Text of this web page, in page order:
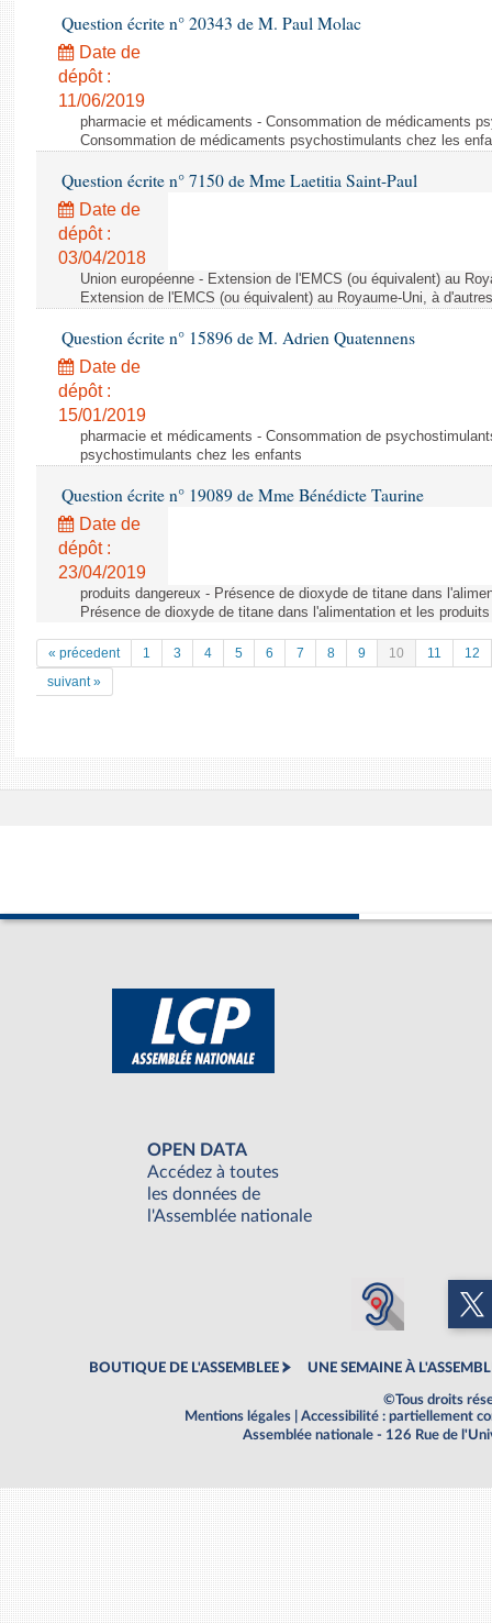
Question écrite n° 20343 de M. Paul Molac
Date de
dépôt :
11/06/2019
pharmacie et médicaments - Consommation de médicaments
Consommation de médicaments psychostimulants chez les
Question écrite n° 7150 de Mme Laetitia Saint-Paul
Date de
dépôt :
03/04/2018
Union européenne - Extension de l'EMCS (ou équivalent) au
Extension de l'EMCS (ou équivalent) au Royaume-Uni, à
Question écrite n° 15896 de M. Adrien Quatennens
Date de
dépôt :
15/01/2019
pharmacie et médicaments - Consommation de
psychostimulants chez les enfants
Question écrite n° 19089 de Mme Bénédicte Taurine
Date de
dépôt :
23/04/2019
produits dangereux - Présence de dioxyde de titane dans
Présence de dioxyde de titane dans l'alimentation et les
« précedent 1 3 4 5 6 7 8 9 10 11
12
suivant »
OPEN DATA
Accédez à toutes
les données de
l'Assemblée nationale
BOUTIQUE DE L'ASSEMBLEE UNE SEMAINE À
©Tous droits
Mentions légales
Accessibilité : partiellement
Assemblée nationale - 126 Rue de